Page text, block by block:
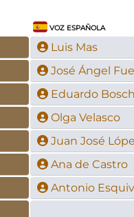
VOZ ESPAÑOLA
Luis Mas
José Ángel
Eduardo Bosch
Olga Velasco
Juan José
Ana de Castro
Antonio